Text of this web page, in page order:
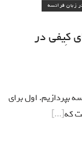
زبان فرانسه
کِیفی در
بپردازیم. اول برای
که